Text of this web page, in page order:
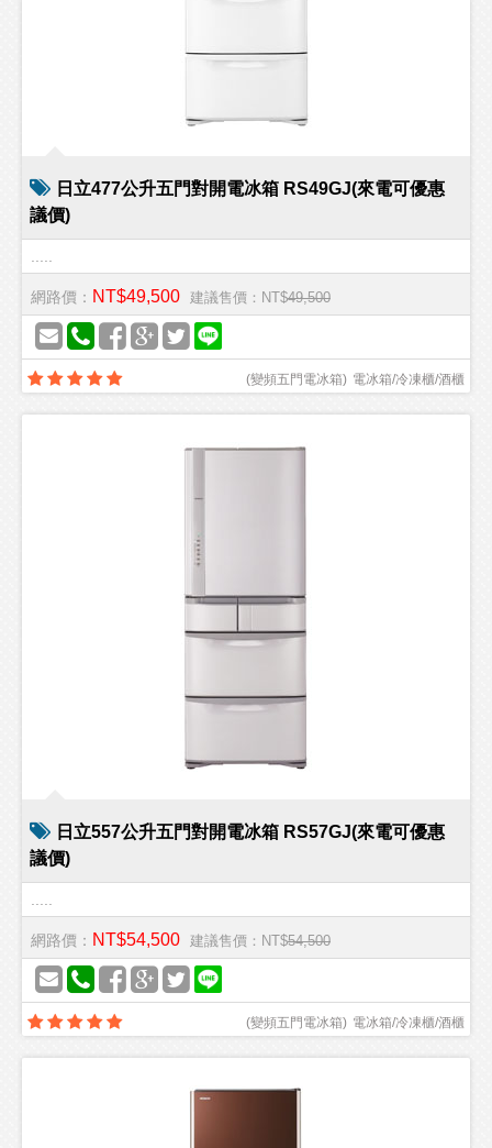
日立477公升五門對開電冰箱 RS49GJ(來電可優惠
議價)
網路價： NT$49,500 建議售價：NT$49,500
電冰箱/冷凍櫃/酒櫃
(變頻五門電冰箱)
日立557公升五門對開電冰箱 RS57GJ(來電可優惠
議價)
網路價： NT$54,500 建議售價：NT$54,500
電冰箱/冷凍櫃/酒櫃
(變頻五門電冰箱)